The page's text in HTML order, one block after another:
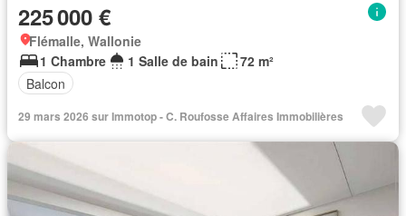
225 000 €
Flémalle, Wallonie
1 Chambre
1 Salle de bain
72 m²
Balcon
29 mars 2026 sur Immotop - C. Roufosse Affaires Immobilières